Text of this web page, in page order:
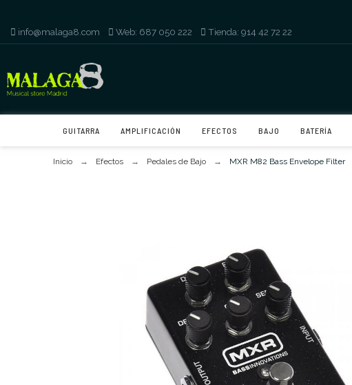
info@malaga8.com Web: 687 050 222 Tienda: 914 42 72 22
GUITARRA AMPLIFICACIÓN EFECTOS BAJO BATERÍA
Inicio Efectos Pedales de Bajo MXR M82 Bass Envelope Filter